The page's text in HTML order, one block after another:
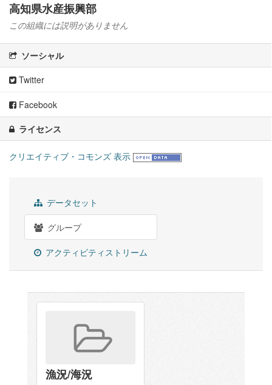
高知県水産振興部
この組織には説明がありません
ソーシャル
Twitter
Facebook
ライセンス
クリエイティブ・コモンズ 表示
データセット
グループ
アクティビティストリーム
漁況/海況